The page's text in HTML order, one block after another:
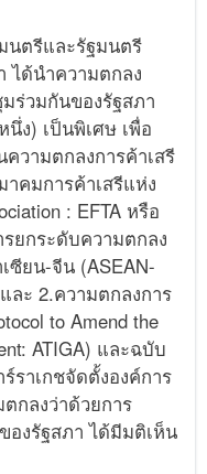
นตรีและรัฐมนตรี
ได้นำความตกลง
ร่วมกันของรัฐสภา
ง) เป็นพิเศษ เพื่อ
วามตกลงการค้าเสรี
คมการค้าเสรีแห่ง
: EFTA หรือ
ยกระดับความตกลง
ซียน-จีน (ASEAN-
ละ 2.ความตกลงการ
to Amend the
ATIGA) และฉบับ
ราเกชจัดตั้งองค์การ
กลงว่าด้วยการ
งรัฐสภา ได้มีมติเห็น